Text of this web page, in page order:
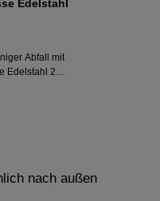
Edelstahl
Abfall mit
Edelstahl 20
äußerst
von Speidel
bei der
nach außen